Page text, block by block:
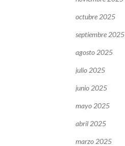
octubre 2025
septiembre 2025
agosto 2025
julio 2025
junio 2025
mayo 2025
abril 2025
marzo 2025